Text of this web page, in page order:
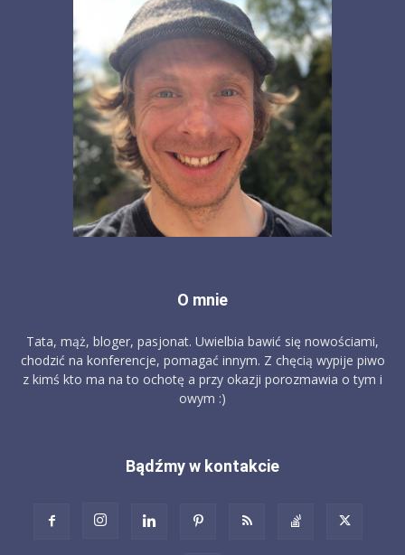
O mnie
Tata, mąż, bloger, pasjonat. Uwielbia bawić się nowościami,
chodzić na konferencje, pomagać innym. Z chęcią wypije piwo
z kimś kto ma na to ochotę a przy okazji porozmawia o tym i
owym :)
Bądźmy w kontakcie